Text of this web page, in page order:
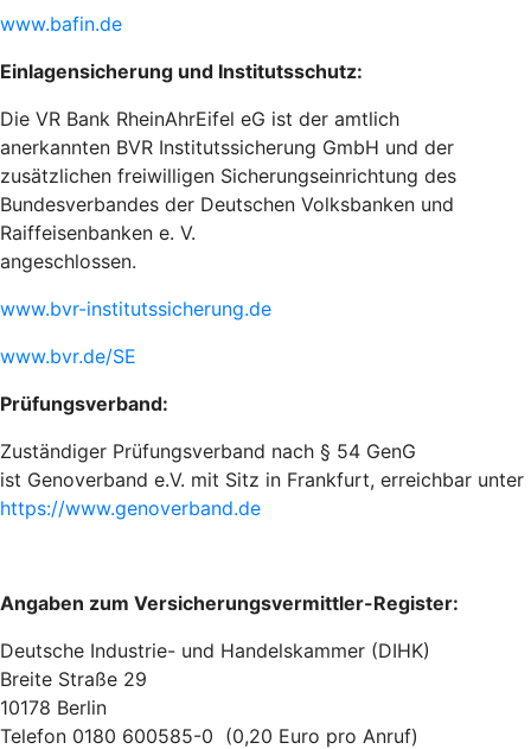
www.bafin.de
Einlagensicherung und Institutsschutz:
Die VR Bank RheinAhrEifel eG ist der amtlich
anerkannten BVR Institutssicherung GmbH und der
zusätzlichen freiwilligen Sicherungseinrichtung des
Bundesverbandes der Deutschen Volksbanken und
Raiffeisenbanken e. V.
angeschlossen.
www.bvr-institutssicherung.de
www.bvr.de/SE
Prüfungsverband:
Zuständiger Prüfungsverband nach § 54 GenG
ist Genoverband e.V. mit Sitz in Frankfurt, erreichbar unter
https://www.genoverband.de
Angaben zum Versicherungsvermittler-Register:
Deutsche Industrie- und Handelskammer (DIHK)
Breite Straße 29
10178 Berlin
Telefon 0180 600585-0 (0,20 Euro pro Anruf)